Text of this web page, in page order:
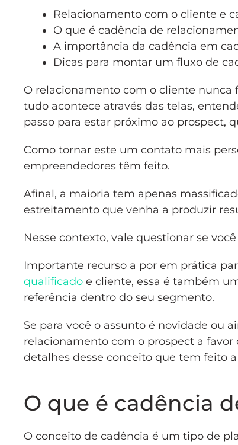
Relacionamento com o cliente e
O que é cadência de
A importância da cadência em
Dicas para montar um fluxo de
O relacionamento com o cliente
tudo acontece através das telas,
passo para estar próximo ao prospect,
Como tornar este um contato mais
empreendedores têm feito.
Afinal, a maioria tem apenas
estreitamento que venha a produzir
Nesse contexto, vale questionar se
Importante recurso a por em prática
qualificado e cliente, essa é também
referência dentro do seu segmento.
Se para você o assunto é novidade ou
relacionamento com o prospect a
detalhes desse conceito que tem feito
O que é cadência
O conceito de cadência é um tipo de